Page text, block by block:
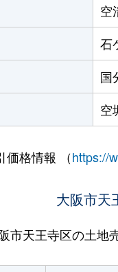
空
石
国
空
価格情報 （https://
大阪市天
天王寺区の土地